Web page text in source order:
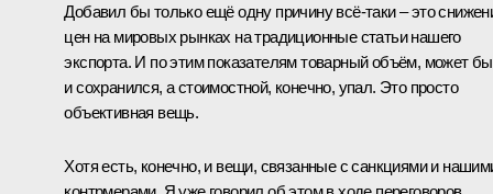
Добавил бы только ещё одну причину всё‑таки – это
цен на мировых рынках на традиционные статьи нашего
экспорта. И по этим показателям товарный объём, может
и сохранился, а стоимостной, конечно, упал. Это просто
объективная вещь.
Хотя есть, конечно, и вещи, связанные с санкциями и